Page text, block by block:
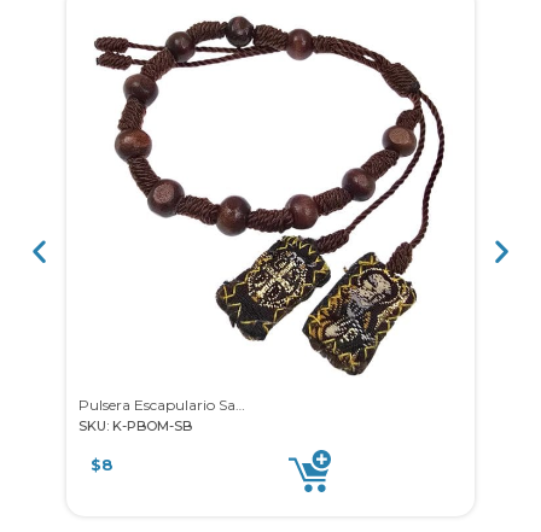
SKU: K-PBOM-SB
$8